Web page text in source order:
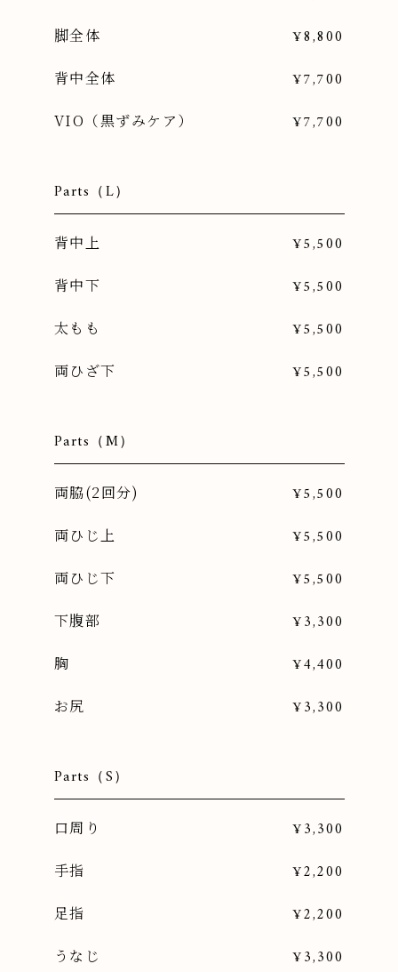
脚全体 ¥8,800
背中全体 ¥7,700
VIO（黒ずみケア） ¥7,700
Parts（L）
背中上 ¥5,500
背中下 ¥5,500
太もも ¥5,500
両ひざ下 ¥5,500
Parts（M）
両脇(2回分) ¥5,500
両ひじ上 ¥5,500
両ひじ下 ¥5,500
下腹部 ¥3,300
胸 ¥4,400
お尻 ¥3,300
Parts（S）
口周り ¥3,300
手指 ¥2,200
足指 ¥2,200
うなじ ¥3,300